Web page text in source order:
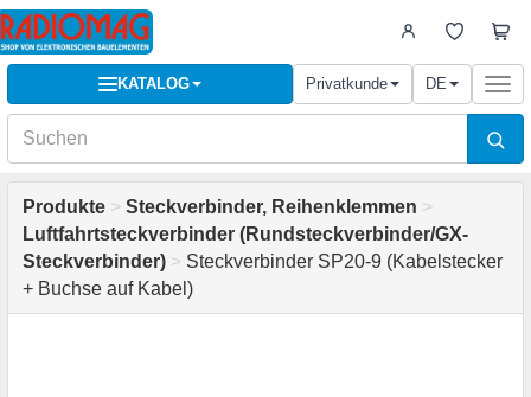
KATALOG Privatkunde DE
Produkte > Steckverbinder, Reihenklemmen >
Luftfahrtsteckverbinder (Rundsteckverbinder/GX-
Steckverbinder) > Steckverbinder SP20-9 (Kabelstecker
+ Buchse auf Kabel)